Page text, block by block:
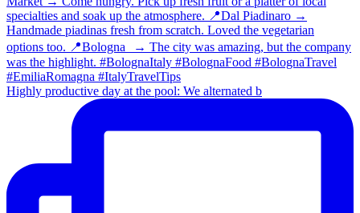
Highly productive day at the pool: We alternated b